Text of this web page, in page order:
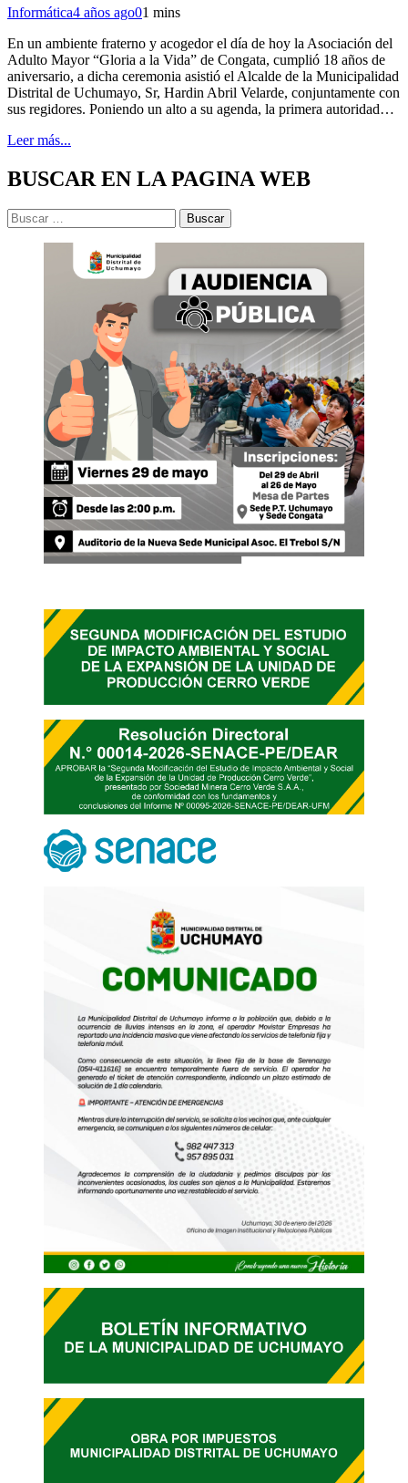
Informática4 años ago01 mins
En un ambiente fraterno y acogedor el día de hoy la Asociación del
Adulto Mayor “Gloria a la Vida” de Congata, cumplió 18 años de
aniversario, a dicha ceremonia asistió el Alcalde de la Municipalidad
Distrital de Uchumayo, Sr, Hardin Abril Velarde, conjuntamente con
sus regidores. Poniendo un alto a su agenda, la primera autoridad…
Leer más...
BUSCAR EN LA PAGINA WEB
Buscar: